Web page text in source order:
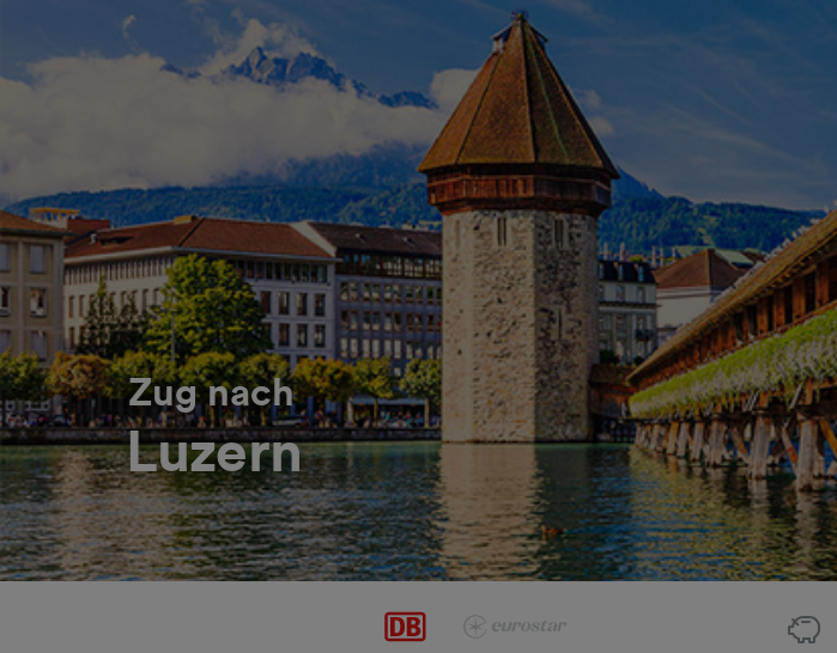
Zug nach
Luzern